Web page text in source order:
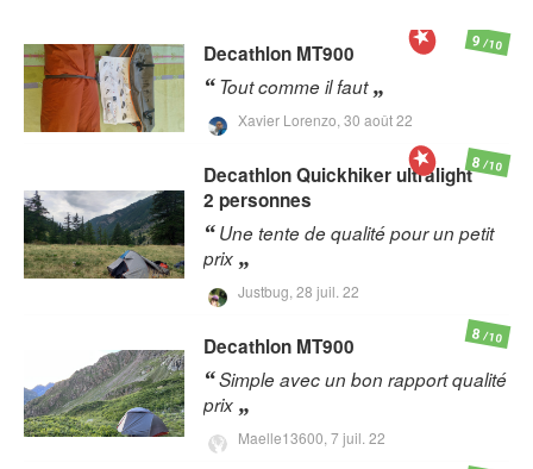
Decathlon MT900
Tout comme il faut
Xavier Lorenzo, 30 août 22
9/10
DecathlonQuickhiker ultralight
2 personnes
Une tente de qualité pour un petit
prix
Justbug, 28 juil. 22
8/10
Decathlon MT900
Simple avec un bon rapport qualité
prix
Maelle13600, 7 juil. 22
8/10